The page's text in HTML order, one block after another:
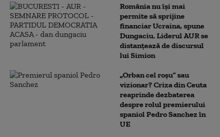
România nu își mai
permite să sprijine
financiar Ucraina, spune
Dungaciu. Liderul AUR se
distanțează de discursul
lui Simion
„Orban cel roșu” sau
vizionar? Criza din Ceuta
reaprinde dezbaterea
despre rolul premierului
spaniol Pedro Sanchez în
UE